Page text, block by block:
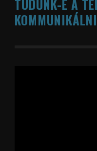
TUDUNK-E A